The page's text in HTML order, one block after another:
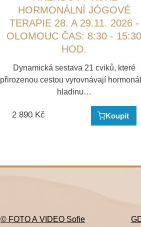
HORMONÁLNÍ JÓGOVÉ
TERAPIE 28. A 29.11. 2026 -
OLOMOUC ČAS: 8:30 - 15:30
HOD.
Dynamická sestava 21 cviků, které
přirozenou cestou vyrovnávají
hladinu…
2 890Kč Koupit
© FOTO A VIDEO Sofie